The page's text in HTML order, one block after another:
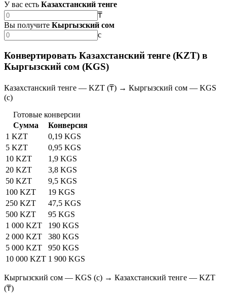
У вас есть Казахстанский тенге
₸
Вы получите Кыргызский сом
с
Конвертировать Казахстанский тенге (KZT) в
Кыргызский сом (KGS)
Казахстанский тенге — KZT (₸) → Кыргызский сом — KGS
(с)
Готовые конверсии
Сумма
Конверсия
1 KZT
0,19 KGS
5 KZT
0,95 KGS
10 KZT
1,9 KGS
20 KZT
3,8 KGS
50 KZT
9,5 KGS
100 KZT
19 KGS
250 KZT
47,5 KGS
500 KZT
95 KGS
1 000 KZT
190 KGS
2 000 KZT
380 KGS
5 000 KZT
950 KGS
10 000 KZT 1 900 KGS
Кыргызский сом — KGS (с) → Казахстанский тенге — KZT
(₸)